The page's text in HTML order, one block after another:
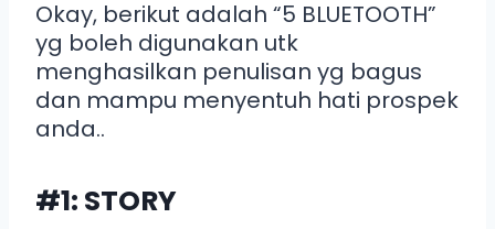
Okay, berikut adalah “5 BLUETOOTH”
yg boleh digunakan utk
menghasilkan penulisan yg bagus
dan mampu menyentuh hati prospek
anda..
#1: STORY